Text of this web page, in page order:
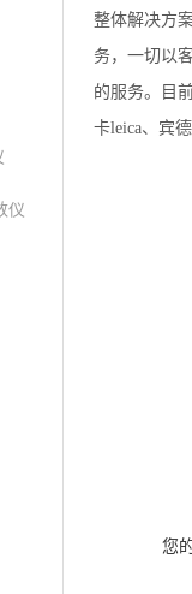
仪
整体解决方
务，一切以
的服务。目
卡leica、宾
您